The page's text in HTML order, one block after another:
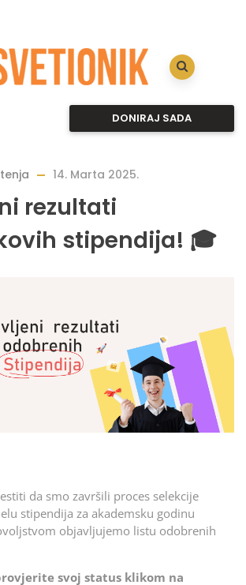
DONIRAJ SADA
14. Marta 2025.
rezultati
stipendija! 🎓
da smo završili proces selekcije
stipendija za akademsku godinu
objavljujemo listu odobrenih
svoj status klikom na